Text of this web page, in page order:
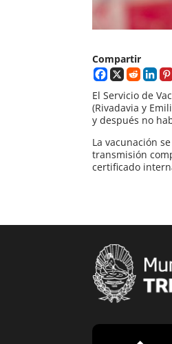
Compartir
El Servicio de
(Rivadavia y
y después no
La vacunación
transmisión
certificado